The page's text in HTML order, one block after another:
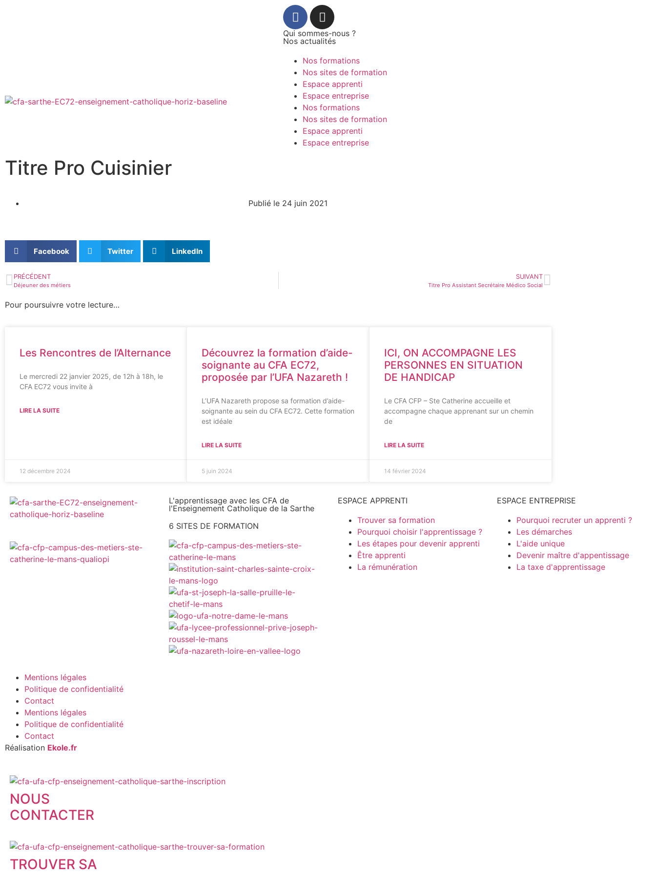
Qui sommes-nous ?
Nos actualités
Nos formations
Nos sites de formation
Espace apprenti
Espace entreprise
Nos formations
Nos sites de formation
Espace apprenti
Espace entreprise
Titre Pro Cuisinier
Publié le 24 juin 2021
Facebook Twitter LinkedIn
PRÉCÉDENT
Déjeuner des métiers
SUIVANT
Titre Pro Assistant Secrétaire Médico Social
Pour poursuivre votre lecture…
Les Rencontres de l’Alternance
Le mercredi 22 janvier 2025, de 12h à 18h, le
CFA EC72 vous invite à
LIRE LA SUITE
12 décembre 2024
Découvrez la formation d’aide-
soignante au CFA EC72,
proposée par l’UFA Nazareth !
L’UFA Nazareth propose sa formation d’aide-
soignante au sein du CFA EC72. Cette formation
est idéale
LIRE LA SUITE
5 juin 2024
ICI, ON ACCOMPAGNE LES
PERSONNES EN SITUATION
DE HANDICAP
Le CFA CFP – Ste Catherine accueille et
accompagne chaque apprenant sur un chemin
de
LIRE LA SUITE
14 février 2024
L'apprentissage avec les CFA de
l'Enseignement Catholique de la Sarthe
6 SITES DE FORMATION
ESPACE APPRENTI
Trouver sa formation
Pourquoi choisir l'apprentissage ?
Les étapes pour devenir apprenti
Être apprenti
La rémunération
ESPACE ENTREPRISE
Pourquoi recruter un apprenti ?
Les démarches
L'aide unique
Devenir maître d'appentissage
La taxe d'apprentissage
Mentions légales
Politique de confidentialité
Contact
Mentions légales
Politique de confidentialité
Contact
Réalisation Ekole.fr
NOUS
CONTACTER
TROUVER SA